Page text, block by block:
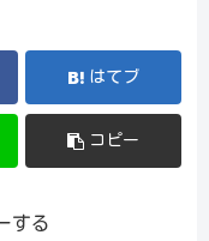
はてブ
コピー
する